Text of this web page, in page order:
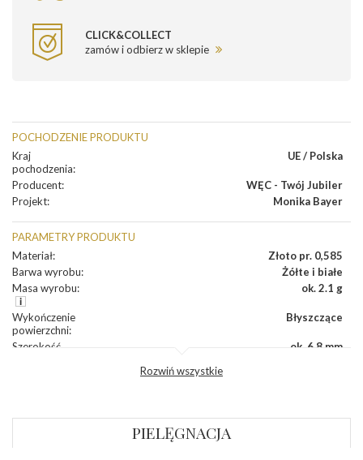
CLICK&COLLECT
zamów i odbierz w sklepie
POCHODZENIE PRODUKTU
Kraj
pochodzenia:
UE / Polska
Producent:
WĘC - Twój Jubiler
Projekt: Monika Bayer
PARAMETRY PRODUKTU
Materiał:
Złoto pr. 0,585
Barwa wyrobu:
Żółte i białe
Masa wyrobu: ok. 2.1 g
Wykończenie
powierzchni:
Błyszczące
Szerokość
ok. 6,8 mm
dół:
bok
Rozwiń wszystkie
PIELĘGNACJA